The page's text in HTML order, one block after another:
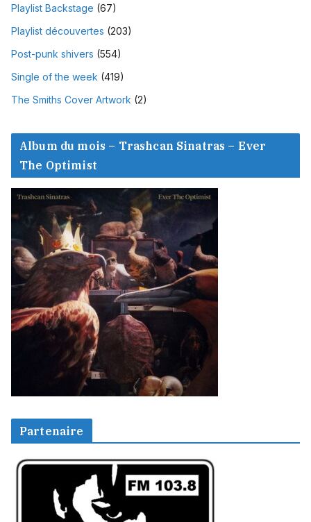
Playlist Backstage (67)
Playlist découvertes (203)
Post-punk shivers (554)
Single of the week (419)
The Smiths Cover Artwork (2)
Album du mois – Trashcan Sinatras – Ever
The Optimist
Partenaire